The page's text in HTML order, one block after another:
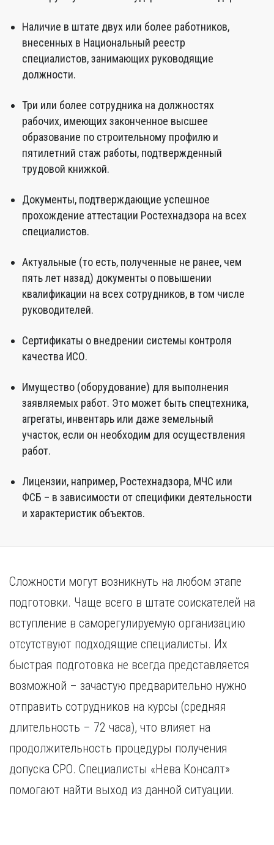
Наличие в штате двух или более работников,
внесенных в Национальный реестр
специалистов, занимающих руководящие
должности.
Три или более сотрудника на должностях
рабочих, имеющих законченное высшее
образование по строительному профилю и
пятилетний стаж работы, подтвержденный
трудовой книжкой.
Документы, подтверждающие успешное
прохождение аттестации Ростехнадзора на всех
специалистов.
Актуальные (то есть, полученные не ранее, чем
пять лет назад) документы о повышении
квалификации на всех сотрудников, в том числе
руководителей.
Сертификаты о внедрении системы контроля
качества ИСО.
Имущество (оборудование) для выполнения
заявляемых работ. Это может быть спецтехника,
агрегаты, инвентарь или даже земельный
участок, если он необходим для осуществления
работ.
Лицензии, например, Ростехнадзора, МЧС или
ФСБ – в зависимости от специфики деятельности
и характеристик объектов.
Сложности могут возникнуть на любом этапе
подготовки. Чаще всего в штате соискателей на
вступление в саморегулируемую организацию
отсутствуют подходящие специалисты. Их
быстрая подготовка не всегда представляется
возможной – зачастую предварительно нужно
отправить сотрудников на курсы (средняя
длительность – 72 часа), что влияет на
продолжительность процедуры получения
допуска СРО. Специалисты «Нева Консалт»
помогают найти выход из данной ситуации.